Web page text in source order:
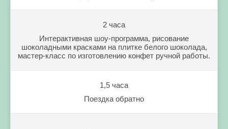
2 часа
Интерактивная шоу-программа, рисование
шоколадными красками на плитке белого шоколада,
мастер-класс по изготовлению конфет ручной работы.
1,5 часа
Поездка обратно